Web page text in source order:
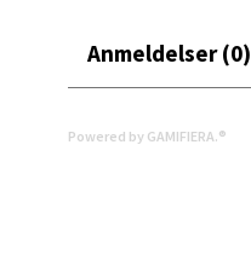
Anmeldelser (0)
Powered by GAMIFIERA.®